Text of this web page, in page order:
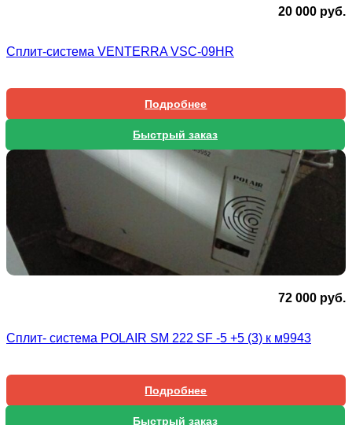
20 000 руб.
Сплит-система VENTERRA VSC-09HR
Подробнее
Быстрый заказ
72 000 руб.
Сплит- система POLAIR SM 222 SF -5 +5 (3) к м9943
Подробнее
Быстрый заказ